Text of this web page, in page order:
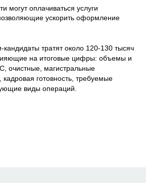
могут оплачиваться услуги
ускорить оформление
тратят около 120-130 тысяч
на итоговые цифры: объемы и
очистные, магистральные
кадровая готовность, требуемые
виды операций.